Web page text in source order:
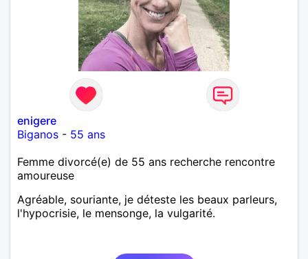
enigere
Biganos - 55 ans
Femme divorcé(e) de 55 ans recherche rencontre
amoureuse
Agréable, souriante, je déteste les beaux parleurs,
l'hypocrisie, le mensonge, la vulgarité.